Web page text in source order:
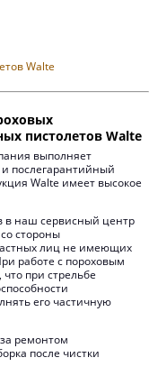
Walte
пистолетов Walte
выполняет
послегарантийный
Walte имеет высокое
в наш сервисный центр
стороны
лиц не имеющих
работе с пороховым
при стрельбе
его частичную
ремонтом
после чистки